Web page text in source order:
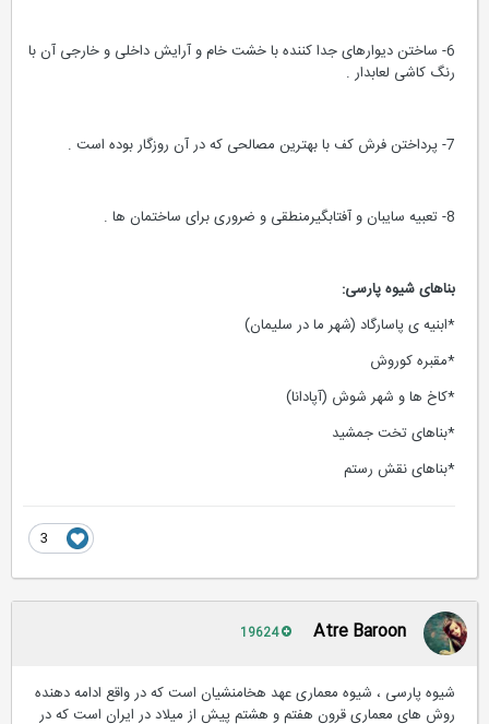
6- ساختن دیوارهای جدا کننده با خشت خام و آرایش داخلی و خارجی آن با
رنگ کاشی لعابدار .
بناهای شیوه پارسی:
*ابنیه ی پاسارگاد (شهر ما در سلیمان)
*مقبره کوروش
*کاخ ها و شهر شوش (آپادانا)
*بناهای تخت جمشید
*بناهای نقش رستم
Atre Baroon
شیوه پارسی ، شیوه معماری عهد هخامنشیان است که در واقع ادامه دهنده
روش های معماری قرون هفتم و هشتم پیش از میلاد در ایران است که در